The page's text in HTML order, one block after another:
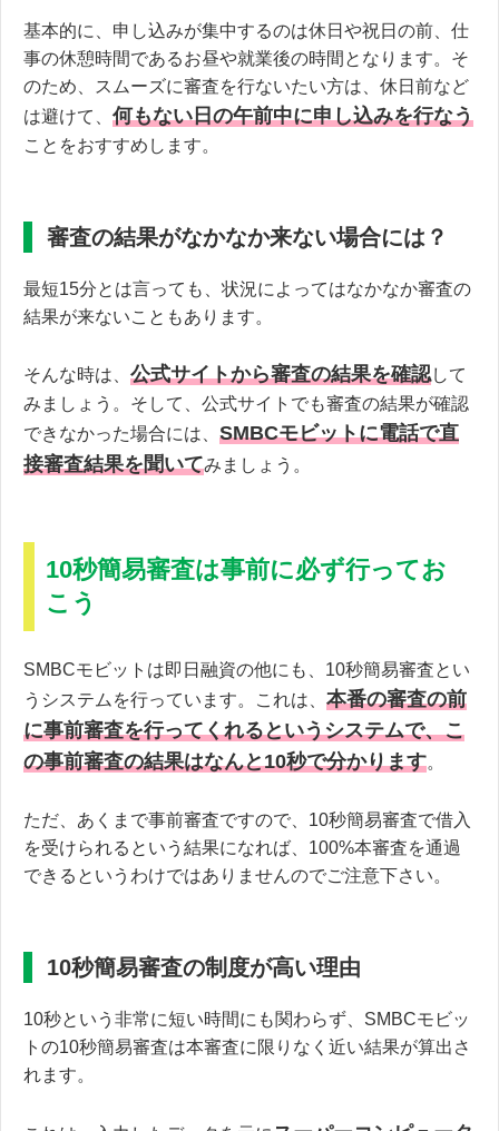
基本的に、申し込みが集中するのは休日や祝日の前、仕
事の休憩時間であるお昼や就業後の時間となります。そ
のため、スムーズに審査を行ないたい方は、休日前など
は避けて、 何もない日の午前中に申し込みを行なう
ことをおすすめします。
審査の結果がなかなか来ない場合には？
最短15分とは言っても、状況によってはなかなか審査の
結果が来ないこともあります。
そんな時は、 公式サイトから審査の結果を確認して
みましょう。そして、公式サイトでも審査の結果が確認
できなかった場合には、 SMBCモビットに電話で直
接審査結果を聞いてみましょう。
10秒簡易審査は事前に必ず行ってお
こう
SMBCモビットは即日融資の他にも、10秒簡易審査とい
うシステムを行っています。これは、 本番の審査の前
に事前審査を行ってくれるというシステムで、こ
の事前審査の結果はなんと10秒で分かります。
ただ、あくまで事前審査ですので、10秒簡易審査で借入
を受けられるという結果になれば、100%本審査を通過
できるというわけではありませんのでご注意下さい。
10秒簡易審査の制度が高い理由
10秒という非常に短い時間にも関わらず、SMBCモビッ
トの10秒簡易審査は本審査に限りなく近い結果が算出さ
れます。